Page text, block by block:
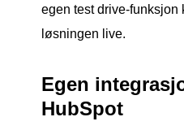
egen test drive-
løsningen live.
Egen
HubSpot